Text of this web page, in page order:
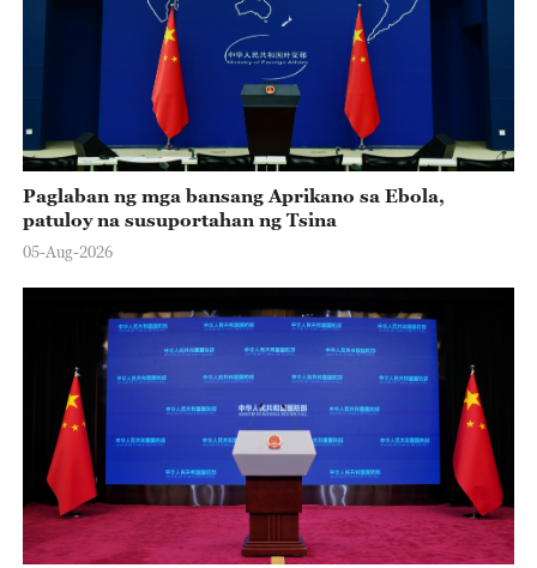
Paglaban ng mga bansang Aprikano sa Ebola,
patuloy na susuportahan ng Tsina
05-Aug-2026